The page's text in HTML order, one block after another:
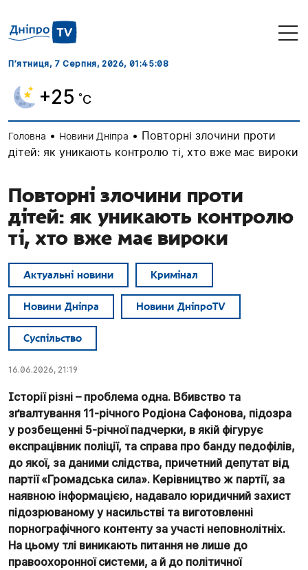
П’ятниця, 7 Серпня, 2026, 01:45:08
+25 ˚C
Головна • Новини Дніпра • Повторні злочини проти
дітей: як уникають контролю ті, хто вже має вироки
Повторні злочини проти
дітей: як уникають контролю
ті, хто вже має вироки
Актуальні новини Кримінал
Новини Дніпра Новини ДніпроTV
Суспільство
16.06.2026, 21:19
Історії різні – проблема одна. Вбивство та
зґвалтування 11-річного Родіона Сафонова, підозра
у розбещенні 5-річної падчерки, в якій фігурує
експрацівникполіції, та справа про банду педофілів,
до якої, за даними слідства, причетний депутат від
партії «Громадська сила». Керівництво ж партії, за
наявною інформацією, надавало юридичний захист
підозрюваному у насильстві та виготовленні
порнографічного контенту за участі неповнолітніх.
На цьому тлі виникають питання не лише до
правоохоронної системи, а й до політичної